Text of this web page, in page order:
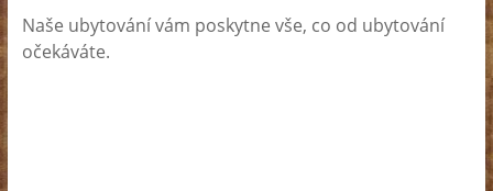
Naše ubytování vám poskytne vše, co od ubytování
očekáváte.